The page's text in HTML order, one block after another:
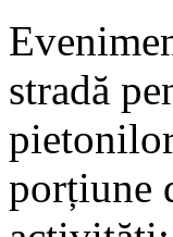
stradă
porțiune